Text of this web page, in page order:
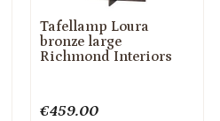
Tafellamp Loura
bronze large
Richmond Interiors
€459.00